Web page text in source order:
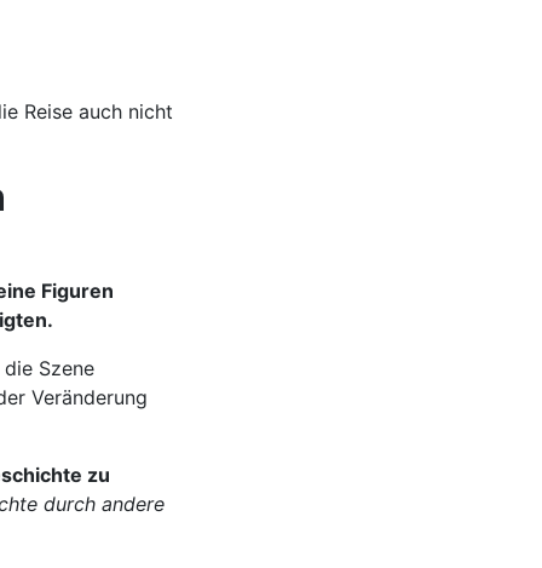
Figuren
Szene
Veränderung
zu
durch andere